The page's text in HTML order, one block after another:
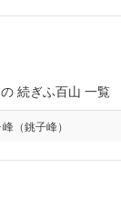
の 続ぎふ百山 一覧
（銚子峰）